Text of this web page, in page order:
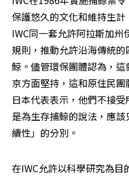
保護悠久的文化和維持生
IWC同一套允許阿拉斯加
規則，推動允許沿海傳統
鯨。儘管環保團體認為，
京方面堅持，這和原住民
日本代表表示，他們不接
是為生存捕鯨的說法，應
續性」的分別。
在IWC允許以科學研究為